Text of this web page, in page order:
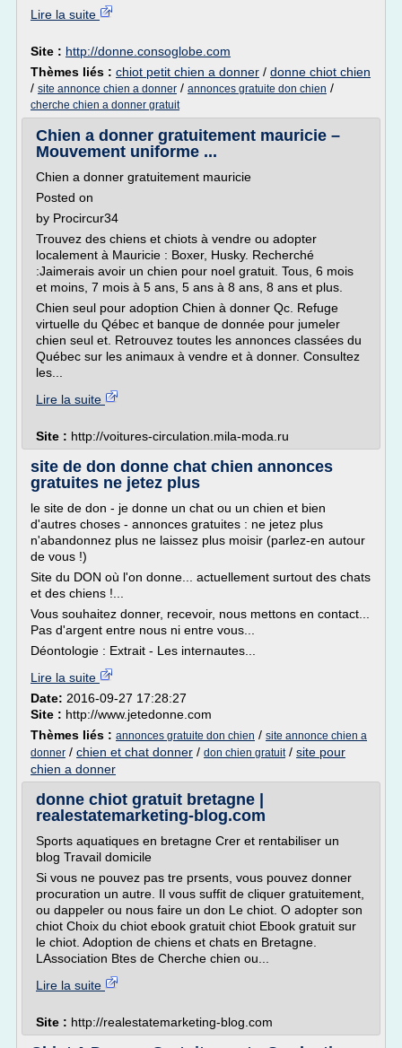
Lire la suite
Site : http://donne.consoglobe.com
Thèmes liés : chiot petit chien a donner / donne chiot chien
/ site annonce chien a donner / annonces gratuite don chien /
cherche chien a donner gratuit
Chien a donner gratuitement mauricie –
Mouvement uniforme ...
Chien a donner gratuitement mauricie
Posted on
by Procircur34
Trouvez des chiens et chiots à vendre ou adopter
localement à Mauricie : Boxer, Husky. Recherché
:Jaimerais avoir un chien pour noel gratuit. Tous, 6 mois
et moins, 7 mois à 5 ans, 5 ans à 8 ans, 8 ans et plus.
Chien seul pour adoption Chien à donner Qc. Refuge
virtuelle du Qébec et banque de donnée pour jumeler
chien seul et. Retrouvez toutes les annonces classées du
Québec sur les animaux à vendre et à donner. Consultez
les...
Lire la suite
Site : http://voitures-circulation.mila-moda.ru
site de don donne chat chien annonces
gratuites ne jetez plus
le site de don - je donne un chat ou un chien et bien
d'autres choses - annonces gratuites : ne jetez plus
n'abandonnez plus ne laissez plus moisir (parlez-en autour
de vous !)
Site du DON où l'on donne... actuellement surtout des chats
et des chiens !...
Vous souhaitez donner, recevoir, nous mettons en contact...
Pas d'argent entre nous ni entre vous...
Déontologie : Extrait - Les internautes...
Lire la suite
Date: 2016-09-27 17:28:27
Site : http://www.jetedonne.com
Thèmes liés : annonces gratuite don chien / site annonce chien a
donner / chien et chat donner / don chien gratuit/ site pour
chien a donner
donne chiot gratuit bretagne |
realestatemarketing-blog.com
Sports aquatiques en bretagne Crer et rentabiliser un
blog Travail domicile
Si vous ne pouvez pas tre prsents, vous pouvez donner
procuration un autre. Il vous suffit de cliquer gratuitement,
ou dappeler ou nous faire un don Le chiot. O adopter son
chiot Choix du chiot ebook gratuit chiot Ebook gratuit sur
le chiot. Adoption de chiens et chats en Bretagne.
LAssociation Btes de Cherche chien ou...
Lire la suite
Site : http://realestatemarketing-blog.com